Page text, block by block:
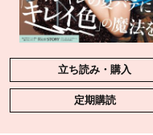
立ち読み・購入
定期購読